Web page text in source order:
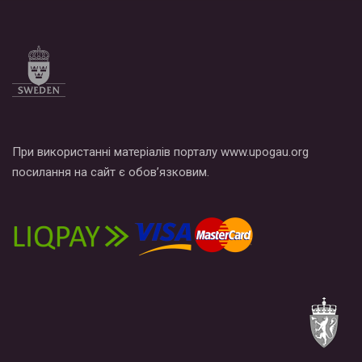
При використанні матеріалів порталу www.upogau.org
посилання на сайт є обов’язковим.